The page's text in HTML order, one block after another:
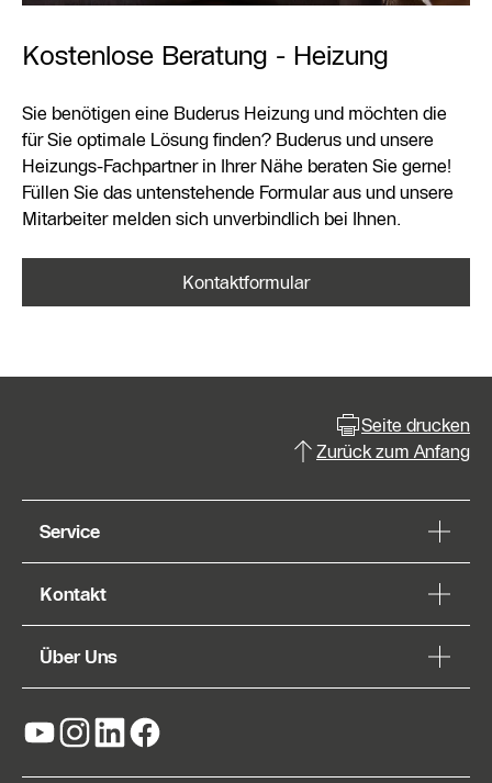
Kostenlose Beratung - Heizung
Sie benötigen eine Buderus Heizung und möchten die
für Sie optimale Lösung finden? Buderus und unsere
Heizungs-Fachpartner in Ihrer Nähe beraten Sie gerne!
Füllen Sie das untenstehende Formular aus und unsere
Mitarbeiter melden sich unverbindlich bei Ihnen.
Kontaktformular
Seite drucken
Zurück zum Anfang
Service
Kontakt
Über Uns